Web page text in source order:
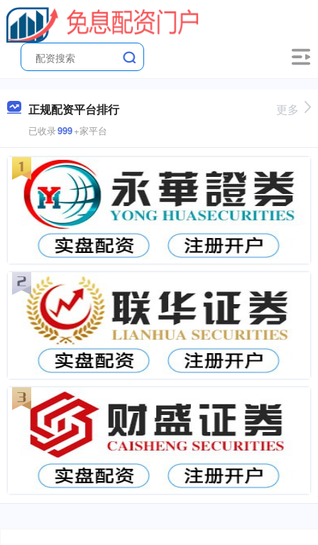
正规配资平台排行
已收录999+家平台
更多